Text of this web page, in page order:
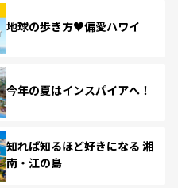
地球の歩き方♥偏愛ハワイ
今年の夏はインスパイアへ！
知れば知るほど好きになる 湘
南・江の島